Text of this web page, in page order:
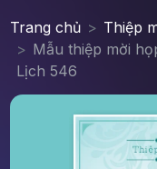
Trang chủ
Thiệp
Mẫu thiệp mời
Lịch 546